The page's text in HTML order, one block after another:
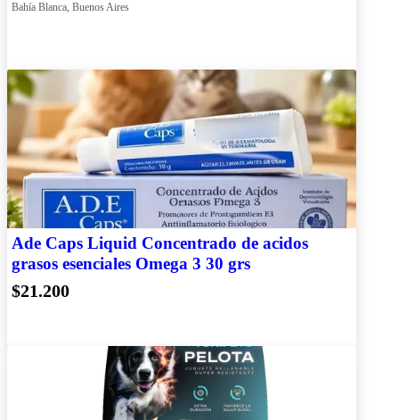
Bahía Blanca, Buenos Aires
Ade Caps Liquid Concentrado de acidos
grasos esenciales Omega 3 30 grs
$21.200